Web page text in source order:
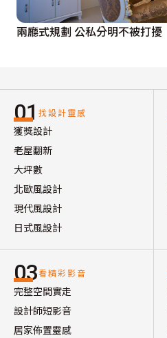
兩廳式規劃 公私分明不被打擾
01 找設計靈感
獲獎設計
老屋翻新
大坪數
北歐風設計
現代風設計
日式風設計
03看精彩影音
完整空間實走
設計師短影音
居家佈置靈感